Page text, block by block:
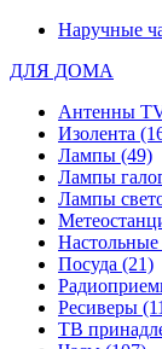
Наручные
ДЛЯ ДОМА
Антенны
Изолента
Лампы (49)
Лампы
Лампы
Посуда (21)
Ресиверы
ТВ